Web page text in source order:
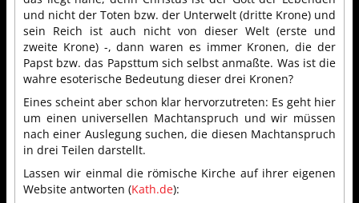
und nicht der Toten bzw. der Unterwelt (dritte Krone) und
sein Reich ist auch nicht von dieser Welt (erste und
zweite Krone) -, dann waren es immer Kronen, die der
Papst bzw. das Papsttum sich selbst anmaßte. Was ist die
wahre esoterische Bedeutung dieser drei Kronen?
Eines scheint aber schon klar hervorzutreten: Es geht hier
um einen universellen Machtanspruch und wir müssen
nach einer Auslegung suchen, die diesen Machtanspruch
in drei Teilen darstellt.
Lassen wir einmal die römische Kirche auf ihrer eigenen
Website antworten (Kath.de):